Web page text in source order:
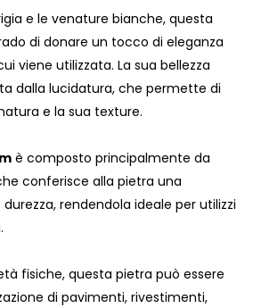
e le venature bianche, questa
di donare un tocco di eleganza
viene utilizzata. La sua bellezza
dalla lucidatura, che permette di
e la sua texture.
è composto principalmente da
conferisce alla pietra una
rendendola ideale per utilizzi
fisiche, questa pietra può essere
di pavimenti, rivestimenti,